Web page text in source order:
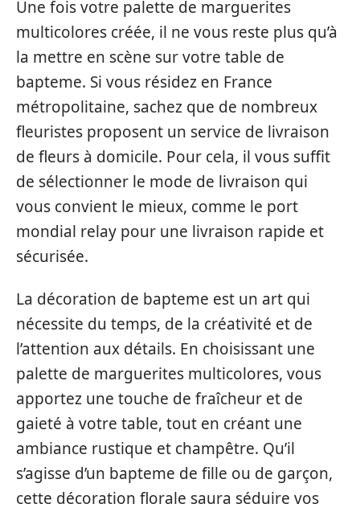
Une fois votre palette de marguerites
multicolores créée, il ne vous reste plus qu’à
la mettre en scène sur votre table de
bapteme. Si vous résidez en France
métropolitaine, sachez que de nombreux
fleuristes proposent un service de livraison
de fleurs à domicile. Pour cela, il vous suffit
de sélectionner le mode de livraison qui
vous convient le mieux, comme le port
mondial relay pour une livraison rapide et
sécurisée.
La décoration de bapteme est un art qui
nécessite du temps, de la créativité et de
l’attention aux détails. En choisissant une
palette de marguerites multicolores, vous
apportez une touche de fraîcheur et de
gaieté à votre table, tout en créant une
ambiance rustique et champêtre. Qu’il
s’agisse d’un bapteme de fille ou de garçon,
cette décoration florale saura séduire vos